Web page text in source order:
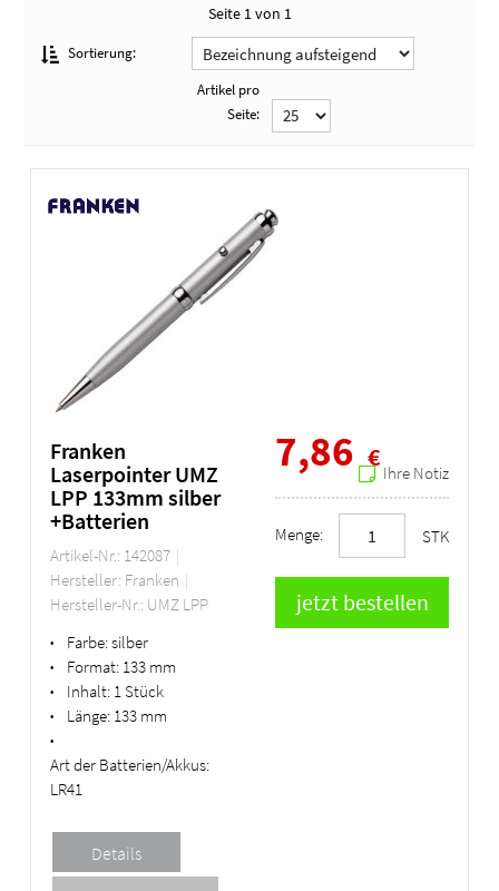
Seite 1 von 1
Sortierung:
Artikel pro
Seite:
Franken
Laserpointer UMZ
LPP 133mm silber
+Batterien
Artikel-Nr.: 142087
Hersteller: Franken
Hersteller-Nr.: UMZ LPP
• Farbe:silber
• Format: 133 mm
• Inhalt: 1 Stück
• Länge: 133 mm
•
Art der Batterien/Akkus:
LR41
7,86 €
Ihre Notiz
Menge: STK